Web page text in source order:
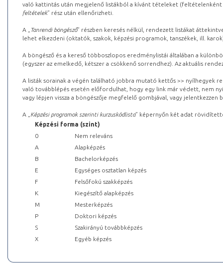
való kattintás után megjelenő listákból a kívánt tételeket (feltételenként
feltételek” rész után ellenőrizheti.
A „ Tanrendi böngésző” részben keresés nélkül, rendezett listákat
lehet elkezdeni (oktatók, szakok, képzési programok, tanszékek, ill.
A böngésző és a kereső többoszlopos eredménylistái általában a
(egyszer az emelkedő, kétszer a csökkenő sorrendhez). Az aktuális
A listák sorainak a végén található jobbra mutató kettős >> nyílhegyek
való továbblépés esetén előfordulhat, hogy egy link már védett, nem
vagy lépjen vissza a böngészője megfelelő gombjával, vagy
A „ Képzési programok szerinti kurzuskódlista” képernyőn két adat
Képzési forma (szint)
0
Nem releváns
A
Alapképzés
B
Bachelorképzés
E
Egységes osztatlan képzés
F
Felsőfokú szakképzés
K
Kiegészítő alapképzés
M
Mesterképzés
P
Doktori képzés
S
Szakirányú továbbképzés
X
Egyéb képzés